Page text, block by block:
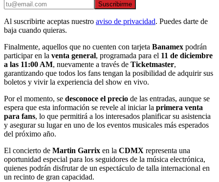
Suscribirme
Al suscribirte aceptas nuestro aviso de privacidad. Puedes darte de
baja cuando quieras.
Finalmente, aquellos que no cuenten con tarjeta Banamex podrán
participar en la venta general, programada para el 11 de diciembre
a las 11:00 AM, nuevamente a través de Ticketmaster,
garantizando que todos los fans tengan la posibilidad de adquirir sus
boletos y vivir la experiencia del show en vivo.
Por el momento, se desconoce el precio de las entradas, aunque se
espera que esta información se revele al iniciar la primera venta
para fans, lo que permitirá a los interesados planificar su asistencia
y asegurar su lugar en uno de los eventos musicales más esperados
del próximo año.
El concierto de Martin Garrix en la CDMX representa una
oportunidad especial para los seguidores de la música electrónica,
quienes podrán disfrutar de un espectáculo de talla internacional en
un recinto de gran capacidad.